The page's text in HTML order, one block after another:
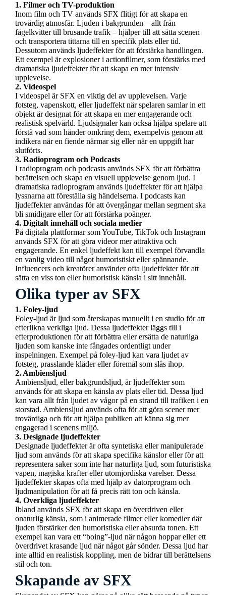
1. Filmer och TV-produktion
Inom film och TV används SFX flitigt för att skapa en
trovärdig atmosfär. Ljuden i bakgrunden – allt från
fågelkvitter till brusande trafik – hjälper till att sätta scenen
och transportera tittarna till en specifik plats eller tid.
Dessutom används ljudeffekter för att förstärka handlingen.
Ett exempel är explosioner i actionfilmer, som förstärks med
dramatiska ljudeffekter för att skapa en mer intensiv
upplevelse.
2. Videospel
I videospel är SFX en viktig del av upplevelsen. Varje
fotsteg, vapenskott, eller ljudeffekt när spelaren samlar in ett
objekt är designat för att skapa en mer engagerande och
realistisk spelvärld. Ljudsignaler kan också hjälpa spelare att
förstå vad som händer omkring dem, exempelvis genom att
indikera när en fiende närmar sig eller när en uppgift har
slutförts.
3. Radioprogram och Podcasts
I radioprogram och podcasts används SFX för att förbättra
berättelsen och skapa en visuell upplevelse genom ljud. I
dramatiska radioprogram används ljudeffekter för att hjälpa
lyssnarna att föreställa sig händelserna. I podcasts kan
ljudeffekter användas för att övergångar mellan segment ska
bli smidigare eller för att förstärka poänger.
4. Digitalt innehåll och sociala medier
På digitala plattformar som YouTube, TikTok och Instagram
används SFX för att göra videor mer attraktiva och
engagerande. En enkel ljudeffekt kan till exempel förvandla
en vanlig video till något humoristiskt eller spännande.
Influencers och kreatörer använder ofta ljudeffekter för att
sätta en viss ton eller humoristisk känsla i sitt innehåll.
Olika typer av SFX
1. Foley-ljud
Foley-ljud är ljud som återskapas manuellt i en studio för att
efterlikna verkliga ljud. Dessa ljudeffekter läggs till i
efterproduktionen för att förbättra eller ersätta de naturliga
ljuden som kanske inte fångades ordentligt under
inspelningen. Exempel på foley-ljud kan vara ljudet av
fotsteg, prasslande kläder eller föremål som slås ihop.
2. Ambiensljud
Ambiensljud, eller bakgrundsljud, är ljudeffekter som
används för att skapa en känsla av plats eller tid. Dessa ljud
kan vara allt från ljudet av vågor på en strand till trafiken i en
storstad. Ambiensljud används ofta för att göra scener mer
trovärdiga och för att hjälpa publiken att känna sig mer
engagerad i scenens miljö.
3. Designade ljudeffekter
Designade ljudeffekter är ofta syntetiska eller manipulerade
ljud som används för att skapa specifika känslor eller för att
representera saker som inte har naturliga ljud, som futuristiska
vapen, magiska krafter eller utomjordiska varelser. Dessa
ljudeffekter skapas ofta med hjälp av datorprogram och
ljudmanipulation för att få precis rätt ton och känsla.
4. Overkliga ljudeffekter
Ibland används SFX för att skapa en överdriven eller
onaturlig känsla, som i animerade filmer eller komedier där
ljuden förstärker den humoristiska eller absurda tonen. Ett
exempel kan vara ett “boing”-ljud när någon hoppar eller ett
överdrivet krasande ljud när något går sönder. Dessa ljud har
inte alltid en realistisk koppling, men de bidrar till berättelsens
stil och ton.
Skapande av SFX